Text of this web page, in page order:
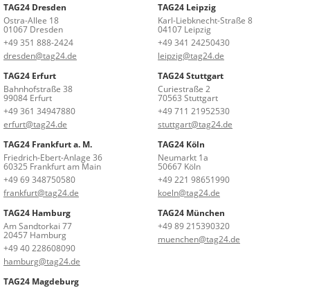
TAG24 Dresden
Ostra-Allee 18
01067 Dresden
+49 351 888-2424
dresden@tag24.de
TAG24 Leipzig
Karl-Liebknecht-Straße 8
04107 Leipzig
+49 341 24250430
leipzig@tag24.de
TAG24 Erfurt
Bahnhofstraße 38
99084 Erfurt
+49 361 34947880
erfurt@tag24.de
TAG24 Stuttgart
Curiestraße 2
70563 Stuttgart
+49 711 21952530
stuttgart@tag24.de
TAG24 Frankfurt a. M.
Friedrich-Ebert-Anlage 36
60325 Frankfurt am Main
+49 69 348750580
frankfurt@tag24.de
TAG24 Köln
Neumarkt 1a
50667 Köln
+49 221 98651990
koeln@tag24.de
TAG24 Hamburg
Am Sandtorkai 77
20457 Hamburg
+49 40 228608090
hamburg@tag24.de
TAG24 München
+49 89 215390320
muenchen@tag24.de
TAG24 Magdeburg